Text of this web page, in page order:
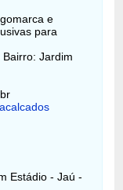
e
para
Jardim
Estádio - Jaú -